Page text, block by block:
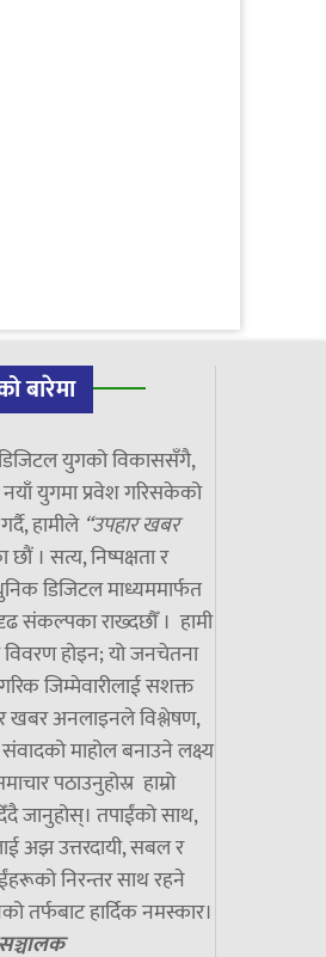
बारेमा
डिजिटल युगको विकाससँगै,
नयाँ युगमा प्रवेश गरिसकेको
हामीले“उपहार खबर
। सत्य, निष्पक्षता र
डिजिटल माध्यममार्फत
संकल्पका राख्दछौँ । हामी
होइन; यो जनचेतना
जिम्मेवारीलाई सशक्त
खबर अनलाइनले विश्लेषण,
संवादको माहोल बनाउने लक्ष्य
पठाउनुहोस्र हाम्रो
जानुहोस्। तपाईंको साथ,
अझ उत्तरदायी, सबल र
निरन्तर साथ रहने
तर्फबाट हार्दिक नमस्कार।